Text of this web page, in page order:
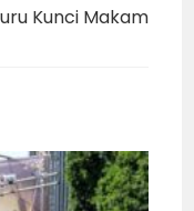
Kunci Makam